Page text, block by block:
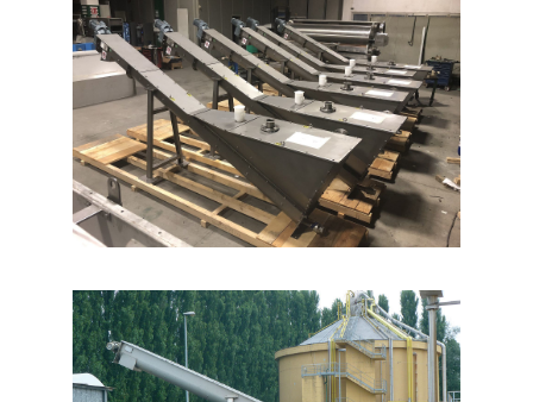
FCR
GRIGLIA PER SFIORI O TRACIMAZIONE
GPS
ROTOSTACCIO - SGRIGLIATORE FINE
GRR
GRIGLIA A TAMBURO ROTANTE CON
COMPATTATORE INTEGRATO GRP
ROTOVAGLIO AD ALIMENTAZIONE
IMPIANTI DOSAGGIO CALCE IDC